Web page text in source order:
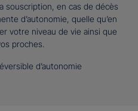
souscription, en cas de décès
d’autonomie, quelle qu’en
votre niveau de vie ainsi que
proches.
d’autonomie